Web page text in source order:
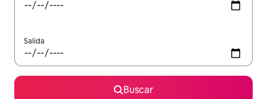
Salida
Buscar